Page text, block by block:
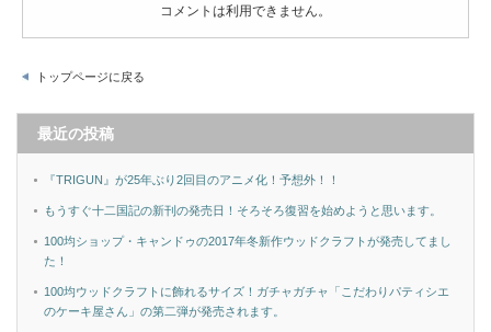
コメントは利用できません。
トップページに戻る
最近の投稿
『TRIGUN』が25年ぶり2回目のアニメ化！予想外！！
もうすぐ十二国記の新刊の発売日！そろそろ復習を始めようと思います。
100均ショップ・キャンドゥの2017年冬新作ウッドクラフトが発売してまし
た！
100均ウッドクラフトに飾れるサイズ！ガチャガチャ「こだわりパティシエ
のケーキ屋さん」の第二弾が発売されます。